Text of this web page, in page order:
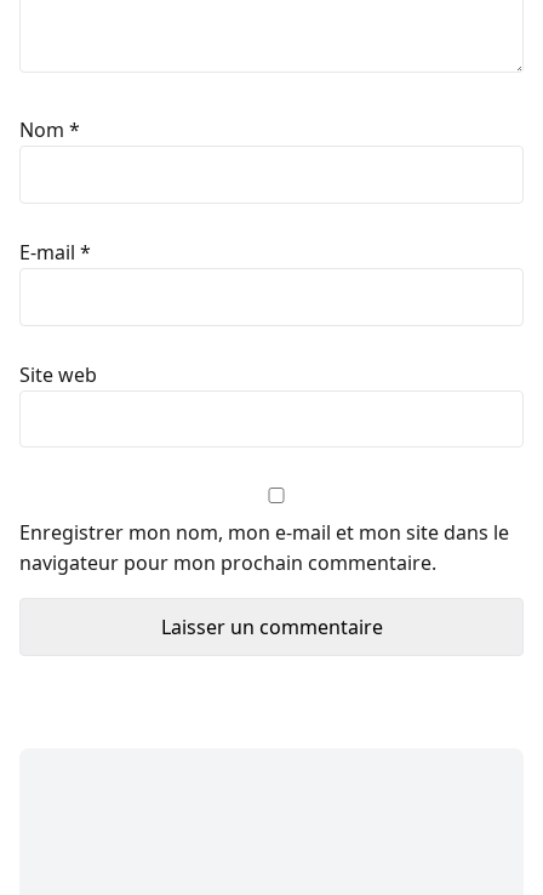
Nom *
E-mail *
Site web
Enregistrer mon nom, mon e-mail et mon site dans le
navigateur pour mon prochain commentaire.